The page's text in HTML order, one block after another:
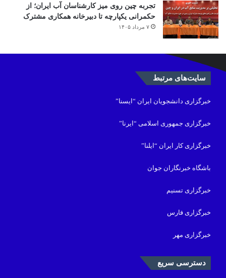
تجربه چین روی میز کارشناسان آب ایران؛ از
حکمرانی یکپارچه تا دبیرخانه همکاری مشترک
۷ مرداد ۱۴۰۵
سایت‌های مرتبط
خبرگزاری دانشجویان ایران “ایسنا”
خبرگزاری جمهوری اسلامی “ایرنا”
خبرگزاری کار ایران “ایلنا”
باشگاه خبرنگاران جوان
خبرگزاری تسنیم
خبرگزاری فارس
خبرگزاری مهر
دسترسی سریع